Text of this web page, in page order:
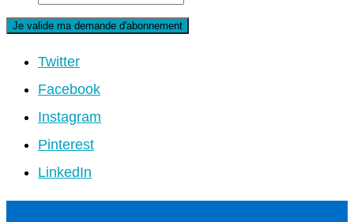
Twitter
Facebook
Instagram
Pinterest
LinkedIn